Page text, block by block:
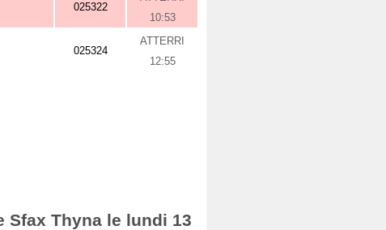
025322
10:53
025324
ATTERRI
12:55
Thyna le lundi 13